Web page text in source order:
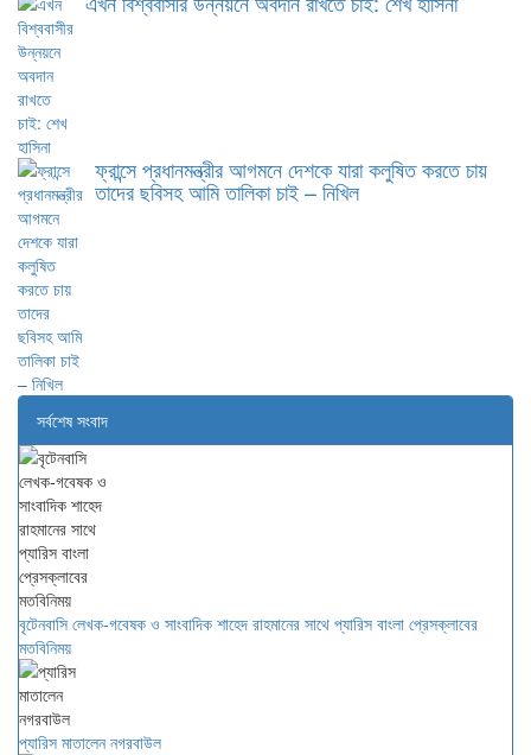
ফ্রান্সে প্রধানমন্ত্রীর আগমনে দেশকে যারা কলুষিত করতে চায়
তাদের ছবিসহ আমি তালিকা চাই – নিখিল
সর্বশেষ সংবাদ
বৃটেনবাসি লেখক-গবেষক ও সাংবাদিক শাহেদ রাহমানের সাথে প্যারিস বাংলা প্রেসক্লাবের
মতবিনিময়
প্যারিস মাতালেন নগরবাউল